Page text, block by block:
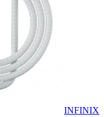
INFINIX